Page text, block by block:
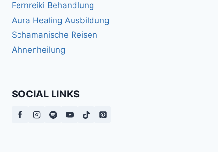
Fernreiki Behandlung
Aura Healing Ausbildung
Schamanische Reisen
Ahnenheilung
SOCIAL LINKS